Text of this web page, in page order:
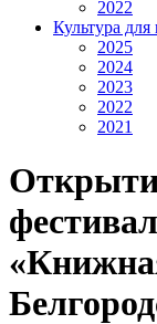
2022
Культура
2025
2024
2023
2022
2021